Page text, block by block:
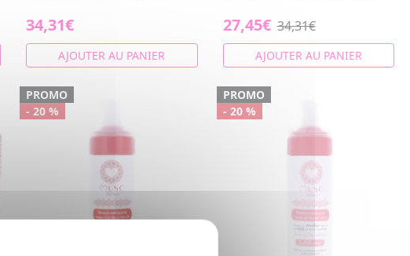
34,31€
AJOUTER AU PANIER
27,45€ 34,31€
AJOUTER AU PANIER
PROMO
- 20 %
PROMO
- 20 %